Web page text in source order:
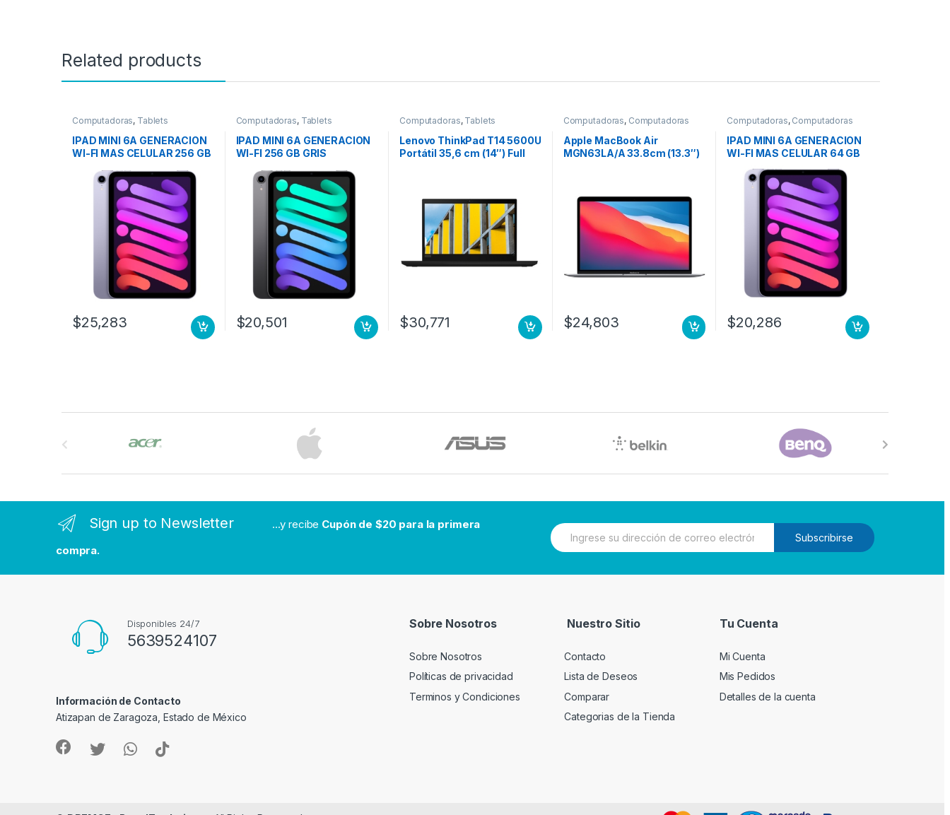
Related products
Computadoras, Tablets
IPAD MINI 6A GENERACION
WI-FI MAS CELULAR 256 GB
$25,283
Computadoras, Tablets
IPAD MINI 6A GENERACION
WI-FI 256 GB GRIS
$20,501
Computadoras, Tablets
Lenovo ThinkPad T14 5600U
Portátil 35,6 cm (14″) Full
10 Pro Negro 600U 8GB
256GB SSD M.2 W10P 3YW
$30,771
Computadoras, Computadoras
Portátiles
Apple MacBook Air
MGN63LA/A 33.8cm (13.3″)
256GB SSD – Gris – macOS
Big Sur – Pantalla Retina,
Tecnología True Tone,
Tecnología conmutación en
el mismo plano (In-plane
Switching, IPS) – 15Hor 8N
GPU 7N 256 GB SSD GRIS
$24,803
Computadoras, Computadoras
Portátiles
IPAD MINI 6A GENERACION
WI-FI MAS CELULAR 64 GB
$20,286
Sign up to Newsletter ...y recibe Cupón de $20 para la primera
compra.
N
e
w
Subscribirse
Disponibles 24/7
5639524107
Información de Contacto
Atizapan de Zaragoza, Estado de México
Sobre Nosotros
Sobre Nosotros
Políticas de privacidad
Terminos y Condiciones
Nuestro Sitio
Contacto
Lista de Deseos
Comparar
Categorias de la Tienda
Tu Cuenta
Mi Cuenta
Mis Pedidos
Detalles de la cuenta